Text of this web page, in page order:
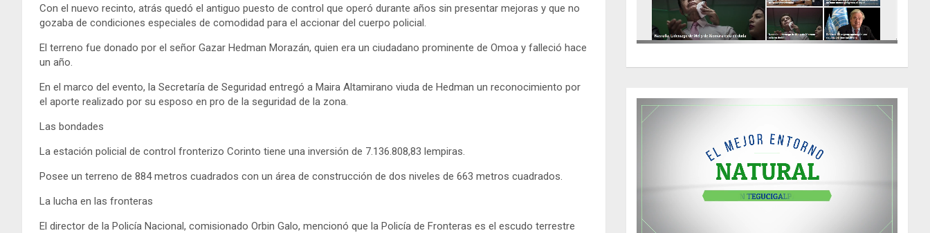
Con el nuevo recinto, atrás quedó el antiguo puesto de control que operó durante años sin presentar mejoras y que no
gozaba de condiciones especiales de comodidad para el accionar del cuerpo policial.
El terreno fue donado por el señor Gazar Hedman Morazán, quien era un ciudadano prominente de Omoa y falleció hace
un año.
En el marco del evento, la Secretaría de Seguridad entregó a Maira Altamirano viuda de Hedman un reconocimiento por
el aporte realizado por su esposo en pro de la seguridad de la zona.
Las bondades
La estación policial de control fronterizo Corinto tiene una inversión de 7.136.808,83 lempiras.
Posee un terreno de 884 metros cuadrados con un área de construcción de dos niveles de 663 metros cuadrados.
La lucha en las fronteras
El director de la Policía Nacional, comisionado Orbin Galo, mencionó que la Policía de Fronteras es el escudo terrestre